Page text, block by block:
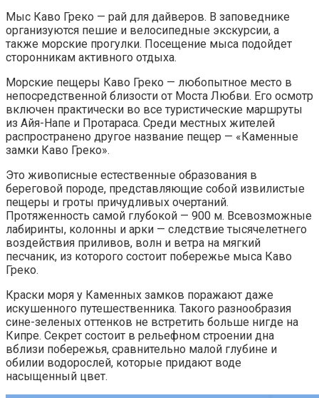
Мыс Каво Греко — рай для дайверов. В заповеднике
организуются пешие и велосипедные экскурсии, а
также морские прогулки. Посещение мыса подойдет
сторонникам активного отдыха.
Морские пещеры Каво Греко — любопытное место в
непосредственной близости от Моста Любви. Его осмотр
включен практически во все туристические маршруты
из Айя-Напе и Протараса. Среди местных жителей
распространено другое название пещер — «Каменные
замки Каво Греко».
Это живописные естественные образования в
береговой породе, представляющие собой извилистые
пещеры и гроты причудливых очертаний.
Протяженность самой глубокой — 900 м. Всевозможные
лабиринты, колонны и арки — следствие тысячелетнего
воздействия приливов, волн и ветра на мягкий
песчаник, из которого состоит побережье мыса Каво
Греко.
Краски моря у Каменных замков поражают даже
искушенного путешественника. Такого разнообразия
сине-зеленых оттенков не встретить больше нигде на
Кипре. Секрет состоит в рельефном строении дна
вблизи побережья, сравнительно малой глубине и
обилии водорослей, которые придают воде
насыщенный цвет.